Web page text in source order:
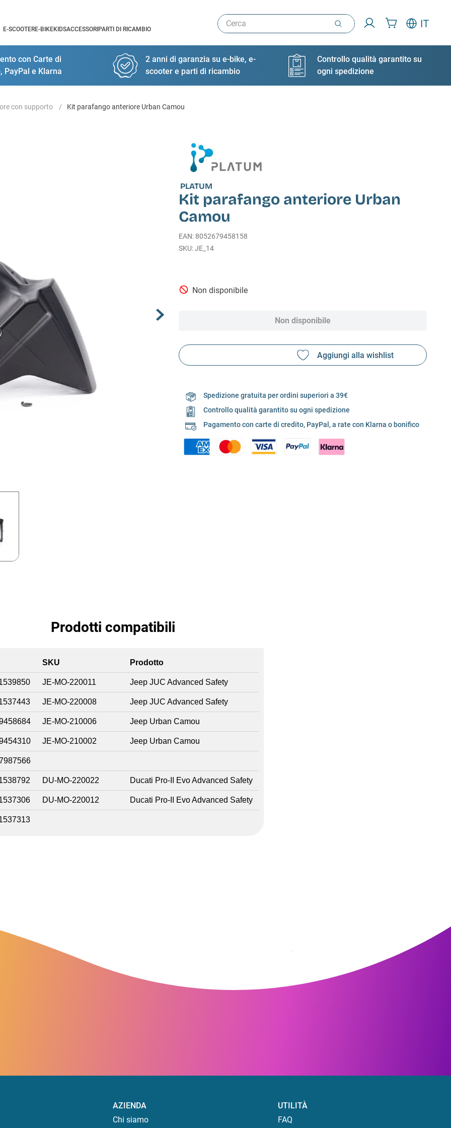
E-SCOOTERE-BIKEKIDSACCESSORI PARTI DI RICAMBIO
Cerca IT
con Carte di
PayPal e Klarna
2 anni di garanzia su e-bike, e-
scooter e parti di ricambio
Controllo qualità garantito su
ogni spedizione
con supporto Kit parafango anteriore Urban Camou
PLATUM
Kit parafango anteriore Urban
Camou
EAN: 8052679458158
JE_14
Non disponibile
Non disponibile
Spedizione gratuita per ordini superiori a 39€
Controllo qualità garantito su ogni spedizione
Pagamento con carte di credito, PayPal, a rate con Klarna o bonifico
Prodotti compatibili
SKU Prodotto
JE-MO-220011 Jeep JUC Advanced Safety
JE-MO-220008 Jeep JUC Advanced Safety
JE-MO-210006 Jeep Urban Camou
JE-MO-210002 Jeep Urban Camou
DU-MO-220022 Ducati Pro-II Evo Advanced Safety
DU-MO-220012 Ducati Pro-II Evo Advanced Safety
AZIENDA
Chi siamo
UTILITÀ
FAQ